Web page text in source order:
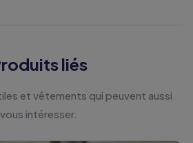
liés
et vêtements qui peuvent aussi
vous intéresser.